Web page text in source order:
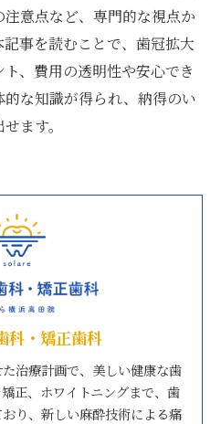
意点など、専門的な視点か
事を読むことで、歯冠拡大
、費用の透明性や安心でき
な知識が得られ、納得のい
ます。
科・矯正歯科
治療計画で、美しい健康な歯
正、ホワイトニングまで、歯
り、新しい麻酔技術による痛